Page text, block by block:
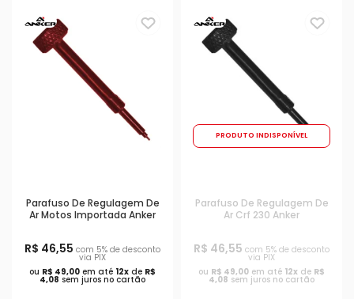
Parafuso De Regulagem De
Ar Motos Importada Anker
R$ 46,55 com 5% de desconto
via PIX
ou R$ 49,00 em até 12x de R$
4,08 sem juros no cartão
PRODUTO INDISPONÍVEL
Parafuso De Regulagem De
Ar Crf 230 Anker
R$ 46,55 com 5% de desconto
via PIX
ou R$ 49,00 em até 12x de R$
4,08 sem juros no cartão